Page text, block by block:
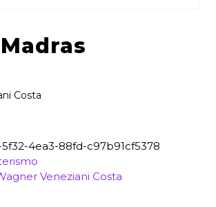
Costa
5f32-4ea3-88fd-c97b91cf5378
Veneziani Costa